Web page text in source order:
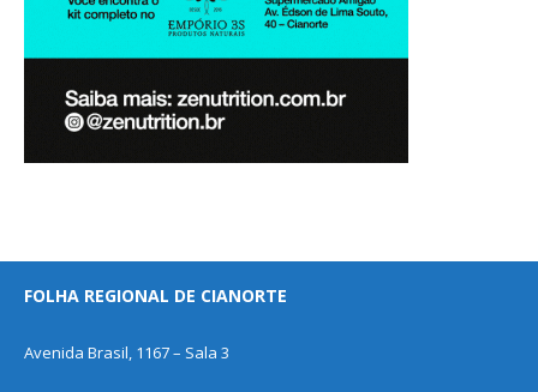
FOLHA REGIONAL DE CIANORTE
Avenida Brasil, 1167 – Sala 3